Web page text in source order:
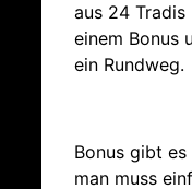
aus 24 Tradis
einem Bonus
ein Rundweg.
Bonus gibt es
man muss